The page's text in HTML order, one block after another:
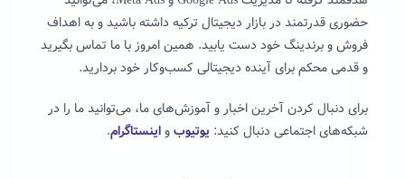
حضوری قدرتمند در بازار دیجیتال ترکیه داشته باشید و به اهداف
فروش و برندینگ خود دست یابید. همین امروز با ما تماس بگیرید
و قدمی محکم برای آینده دیجیتالی کسب‌وکار خود بردارید.
برای دنبال کردن آخرین اخبار و آموزش‌های ما، می‌توانید ما را در
شبکه‌های اجتماعی دنبال کنید: یوتیوبواینستاگرام.